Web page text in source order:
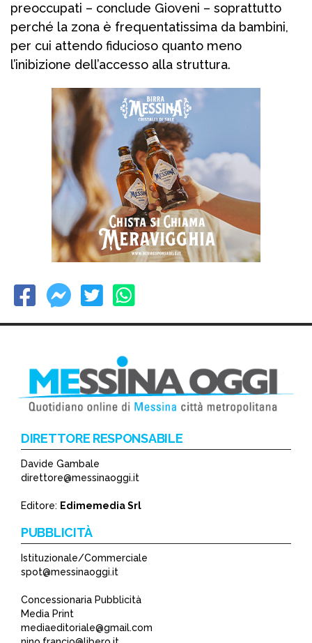
preoccupati – conclude Gioveni – soprattutto
perché la zona è frequentatissima da bambini,
per cui attendo fiducioso quanto meno
l’inibizione dell’accesso alla struttura.
DIRETTORE RESPONSABILE
Davide Gambale
direttore@messinaoggi.it
Editore: Edimemedia Srl
PUBBLICITÀ
Istituzionale/Commerciale
spot@messinaoggi.it
Concessionaria Pubblicità
Media Print
mediaeditoriale@gmail.com